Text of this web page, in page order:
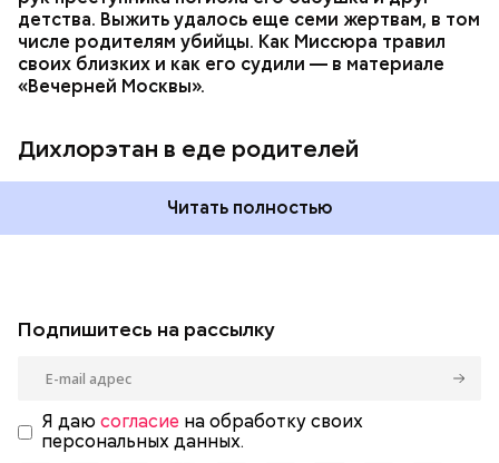
детства. Выжить удалось еще семи жертвам, в том
числе родителям убийцы. Как Миссюра травил
своих близких и как его судили — в материале
«Вечерней Москвы».
Дихлорэтан в еде родителей
Читать полностью
Подпишитесь на рассылку
Я даю согласие на обработку своих
персональных данных.